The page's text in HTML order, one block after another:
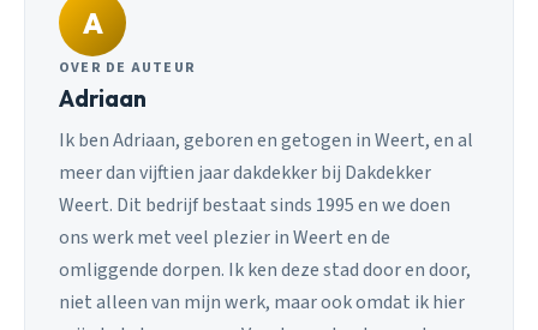
A
OVER DE AUTEUR
Adriaan
Ik ben Adriaan, geboren en getogen in Weert, en al
meer dan vijftien jaar dakdekker bij Dakdekker
Weert. Dit bedrijf bestaat sinds 1995 en we doen
ons werk met veel plezier in Weert en de
omliggende dorpen. Ik ken deze stad door en door,
niet alleen van mijn werk, maar ook omdat ik hier